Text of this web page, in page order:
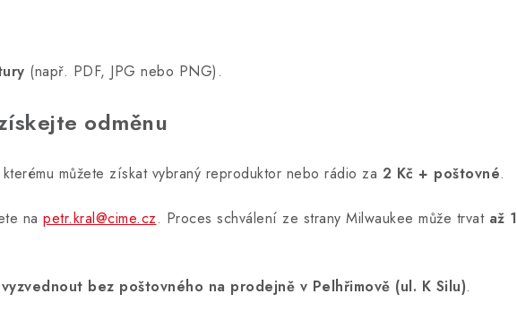
(např. PDF, JPG nebo PNG).
odměnu
můžete získat vybraný reproduktor nebo rádio za 2 Kč + poštovné.
na petr.kral@cime.cz. Proces schválení ze strany Milwaukee může trvat až
vyzvednout bez poštovného na prodejně v Pelhřimově (ul. K Silu).